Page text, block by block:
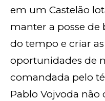
em um Castelão
manter a posse de
do tempo e criar
oportunidades de
comandada pelo
Pablo Vojvoda